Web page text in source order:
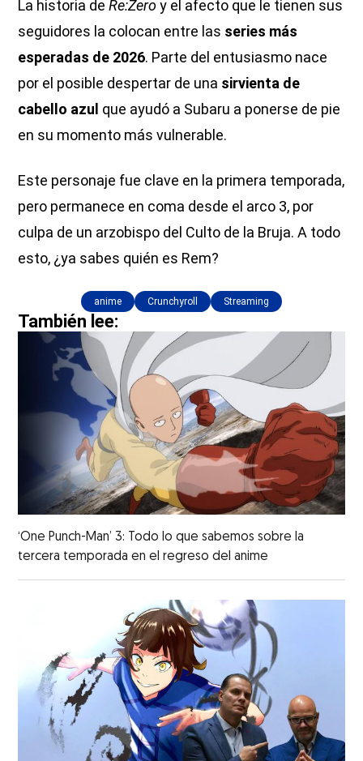
La historia deRe:Zeroy el afecto que le tienen sus
seguidores la colocan entre las series más
esperadas de 2026. Parte del entusiasmo nace
por el posible despertar de una sirvienta de
cabello azul que ayudó a Subaru a ponerse de pie
en su momento más vulnerable.
Este personaje fue clave en la primera temporada,
pero permanece en coma desde el arco 3, por
culpa de un arzobispo del Culto de la Bruja. A todo
esto, ¿ya sabes quién es Rem?
anime Crunchyroll Streaming
También lee:
‘One Punch-Man’ 3: Todo lo que sabemos sobre la
tercera temporada en el regreso del anime